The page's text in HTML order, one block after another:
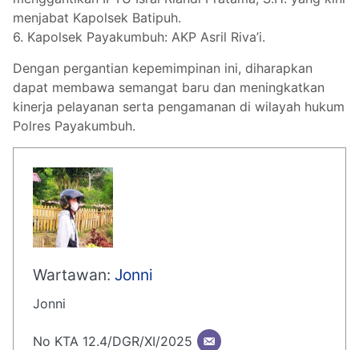
menjabat Kapolsek Batipuh.
6. Kapolsek Payakumbuh: AKP Asril Riva’i.
Dengan pergantian kepemimpinan ini, diharapkan
dapat membawa semangat baru dan meningkatkan
kinerja pelayanan serta pengamanan di wilayah hukum
Polres Payakumbuh.
Wartawan: Jonni
Jonni
No KTA 12.4/DGR/XI/2025